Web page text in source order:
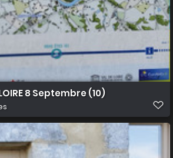
8 Septembre (10)